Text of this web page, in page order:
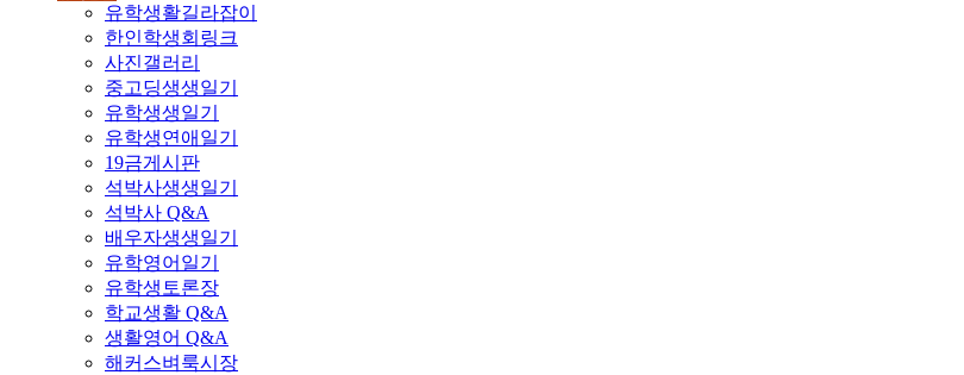
유학생활길라잡이
한인학생회링크
사진갤러리
중고딩생생일기
유학생생일기
유학생연애일기
19금게시판
석박사생생일기
석박사 Q&A
배우자생생일기
유학영어일기
유학생토론장
학교생활 Q&A
생활영어 Q&A
해커스벼룩시장